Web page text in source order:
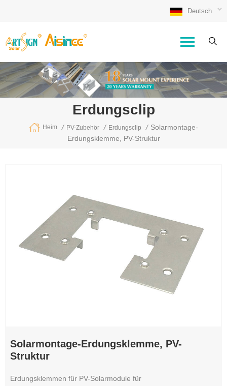
Deutsch
Erdungsclip
Heim / PV-Zubehör / Erdungsclip / Solarmontage-
Erdungsklemme, PV-Struktur
Solarmontage-Erdungsklemme, PV-
Struktur
Erdungsklemmen für PV-Solarmodule für